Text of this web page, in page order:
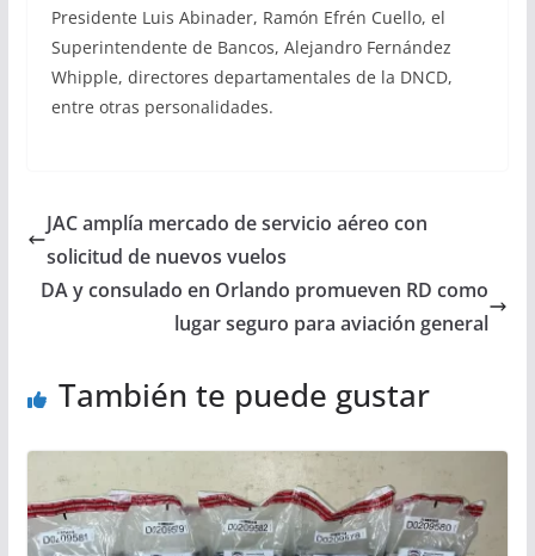
Presidente Luis Abinader, Ramón Efrén Cuello, el
Superintendente de Bancos, Alejandro Fernández
Whipple, directores departamentales de la DNCD,
entre otras personalidades.
JAC amplía mercado de servicio aéreo con
solicitud de nuevos vuelos
DA y consulado en Orlando promueven RD como
lugar seguro para aviación general
También te puede gustar